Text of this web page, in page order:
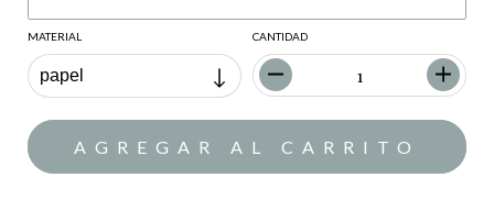
MATERIAL CANTIDAD